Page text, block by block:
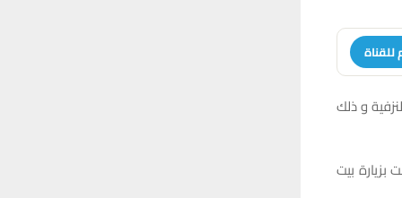
للقناة
و ذلك
بيت